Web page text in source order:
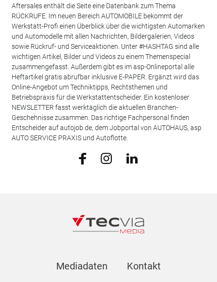
Aftersales enthält die Seite eine Datenbank zum Thema
RÜCKRUFE. Im neuen Bereich AUTOMOBILE bekommt der
Werkstatt-Profi einen Überblick über die wichtigsten Automarken
und Automodelle mit allen Nachrichten, Bildergalerien, Videos
sowie Rückruf- und Serviceaktionen. Unter #HASHTAG sind alle
wichtigen Artikel, Bilder und Videos zu einem Themenspecial
zusammengefasst. Außerdem gibt es im asp-Onlineportal alle
Heftartikel gratis abrufbar inklusive E-PAPER. Ergänzt wird das
Online-Angebot um Techniktipps, Rechtsthemen und
Betriebspraxis für die Werkstattentscheider. Ein kostenloser
NEWSLETTER fasst werktäglich die aktuellen Branchen-
Geschehnisse zusammen. Das richtige Fachpersonal finden
Entscheider auf autojob.de, dem Jobportal von AUTOHAUS, asp
AUTO SERVICE PRAXIS und Autoflotte.
Mediadaten Kontakt